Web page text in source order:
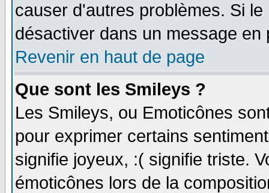
causer d'autres problèmes. Si
désactiver dans un message
Revenir en haut de page
Que sont les Smileys ?
Les Smileys, ou Emoticônes
pour exprimer certains
signifie joyeux, :( signifie triste.
émoticônes lors de la